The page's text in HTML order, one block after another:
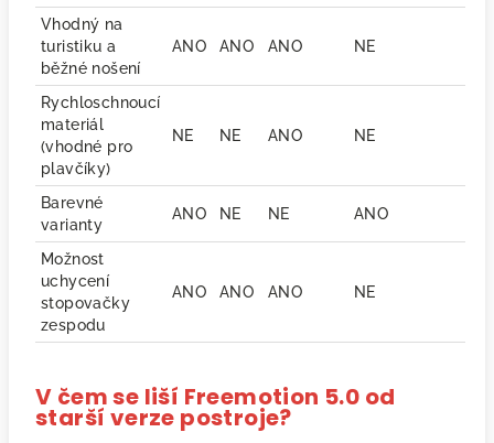
Vhodný na
turistiku a
běžné nošení
ANO ANO ANO NE
Rychloschnoucí
materiál
(vhodné pro
plavčíky)
NE NE ANO NE
Barevné
varianty
ANO NE NE ANO
Možnost
uchycení
stopovačky
zespodu
ANO ANO ANO NE
V čem se liší Freemotion 5.0 od
starší verze postroje?